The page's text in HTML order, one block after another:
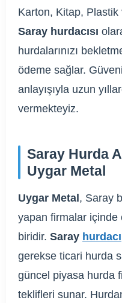
Karton, Kitap, Plastik
Saray hurdacısı
hurdalarınızı
ödeme sağlar.
anlayışıyla uzun
vermekteyiz.
Saray Hurda
Uygar Metal
Uygar Metal , Saray
yapan firmalar içinde
biridir. Saray hurdacı
gerekse ticari hurda
güncel piyasa hurda
teklifleri sunar.